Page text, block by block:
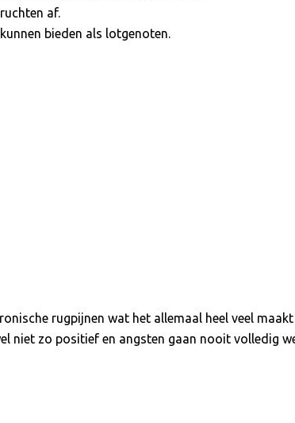
af.
bieden als lotgenoten.
rugpijnen wat het allemaal heel veel maakt
niet zo positief en angsten gaan nooit volledig